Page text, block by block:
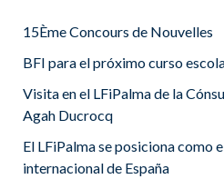
15Ème Concours de Nouvelles
BFI para el próximo curso
Visita en el LFiPalma de la
Agah Ducrocq
El LFiPalma se posiciona como
internacional de España